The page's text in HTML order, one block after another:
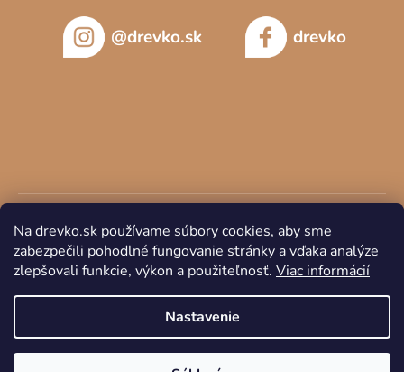
Na drevko.sk používame súbory cookies, aby sme
zabezpečili pohodlné fungovanie stránky a vďaka analýze
zlepšovali funkcie, výkon a použiteľnosť. Viac informácií
Nastavenie
@drevko.sk drevko